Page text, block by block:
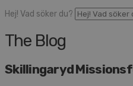
Hej! Vad söker du?
The Blog
Skillingaryd